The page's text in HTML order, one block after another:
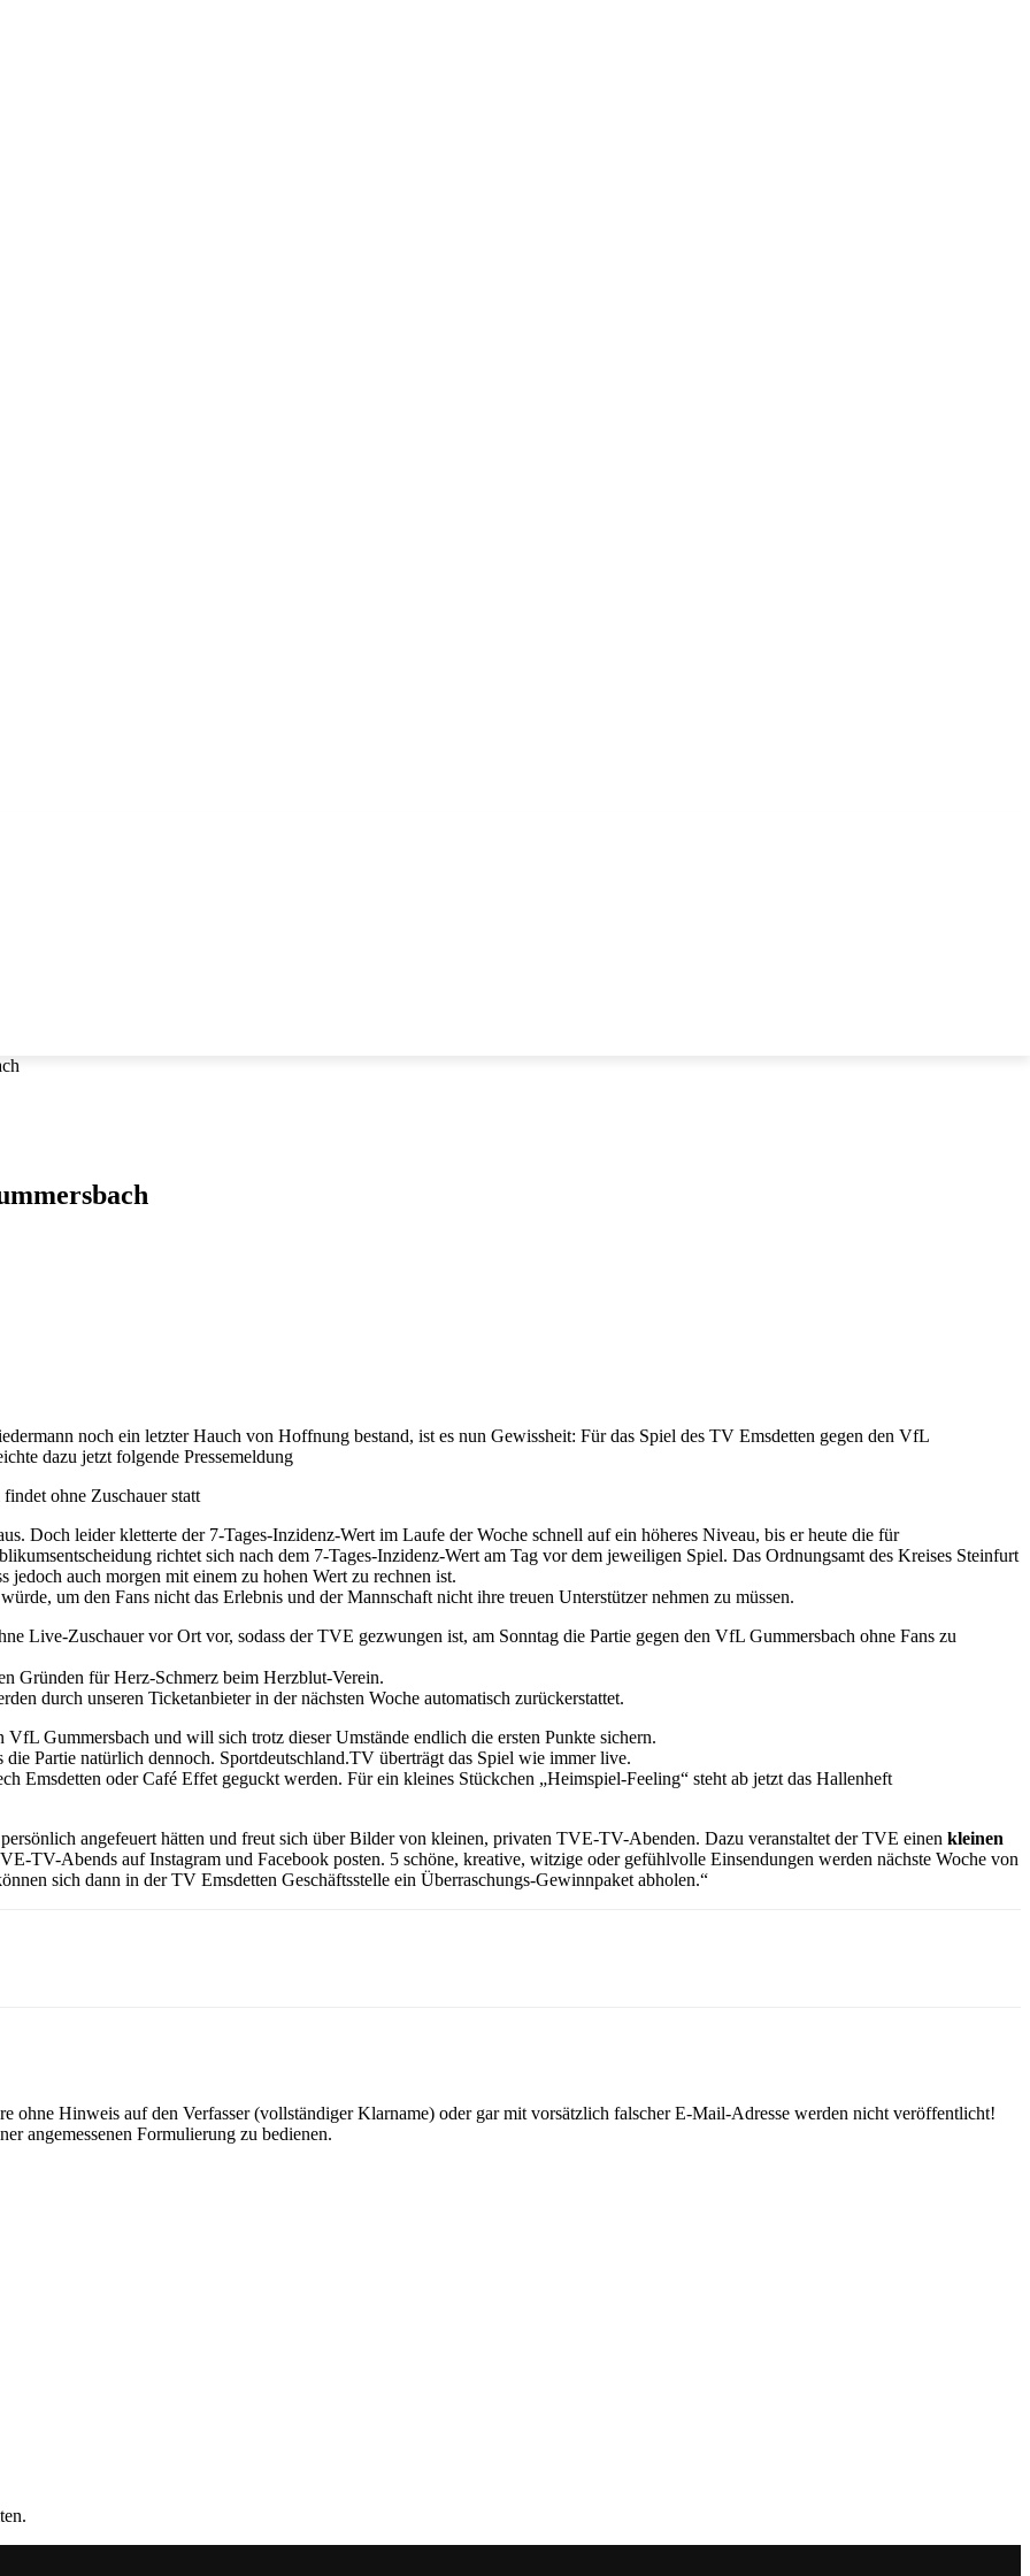
noch ein letzter Hauch von Hoffnung bestand, ist es nun Gewissheit: Für das Spiel des TV Emsdetten gegen den VfL
dazu jetzt folgende Pressemeldung
ohne Zuschauer statt
Doch leider kletterte der 7-Tages-Inzidenz-Wert im Laufe der Woche schnell auf ein höheres Niveau, bis er heute die für
richtet sich nach dem 7-Tages-Inzidenz-Wert am Tag vor dem jeweiligen Spiel. Das Ordnungsamt des Kreises Steinfurt
jedoch auch morgen mit einem zu hohen Wert zu rechnen ist.
um den Fans nicht das Erlebnis und der Mannschaft nicht ihre treuen Unterstützer nehmen zu müssen.
Live-Zuschauer vor Ort vor, sodass der TVE gezwungen ist, am Sonntag die Partie gegen den VfL Gummersbach ohne Fans zu
Gründen für Herz-Schmerz beim Herzblut-Verein.
durch unseren Ticketanbieter in der nächsten Woche automatisch zurückerstattet.
Gummersbach und will sich trotz dieser Umstände endlich die ersten Punkte sichern.
Partie natürlich dennoch. Sportdeutschland.TV überträgt das Spiel wie immer live.
Emsdetten oder Café Effet geguckt werden. Für ein kleines Stückchen „Heimspiel-Feeling“ steht ab jetzt das Hallenheft
angefeuert hätten und freut sich über Bilder von kleinen, privaten TVE-TV-Abenden. Dazu veranstaltet der TVE einen kleinen
TV-Abends auf Instagram und Facebook posten. 5 schöne, kreative, witzige oder gefühlvolle Einsendungen werden nächste Woche von
sich dann in der TV Emsdetten Geschäftsstelle ein Überraschungs-Gewinnpaket abholen.“
ohne Hinweis auf den Verfasser (vollständiger Klarname) oder gar mit vorsätzlich falscher E-Mail-Adresse werden nicht veröffentlicht!
angemessenen Formulierung zu bedienen.